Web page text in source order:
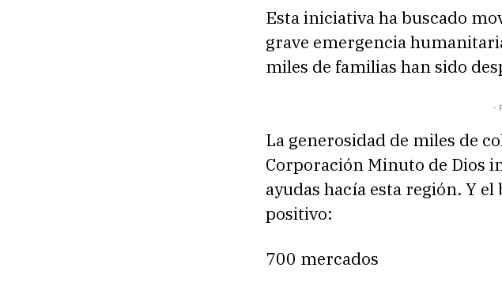
Esta iniciativa ha buscado
grave emergencia
miles de familias han sido
-
La generosidad de miles de
Corporación Minuto de Dios
ayudas hacía esta región. Y
positivo:
700 mercados